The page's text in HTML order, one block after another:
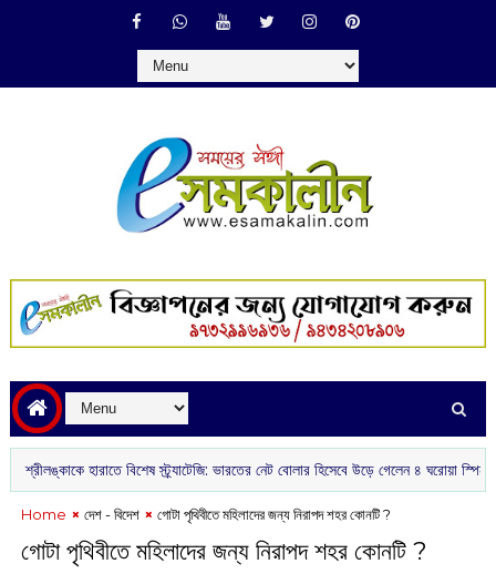
হারাতে বিশেষ স্ট্র্যাটেজি: ভারতের নেট বোলার হিসেবে উড়ে গেলেন ৪ ঘরোয়া স্পিনার
Home দেশ - বিদেশ গোটা পৃথিবীতে মহিলাদের জন্য নিরাপদ শহর কোনটি ?
গোটা পৃথিবীতে মহিলাদের জন্য নিরাপদ শহর কোনটি ?